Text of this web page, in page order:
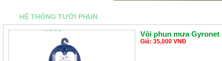
HỆ THỐNG TƯỚI PHUN
MƯA
Vòi phun mưa Gyronet
Giá: 35,000 VNĐ